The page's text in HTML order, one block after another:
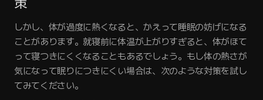
しかし、体が過度に熱くなると、かえって睡眠の妨げになる
ことがあります。就寝前に体温が上がりすぎると、体がほて
って寝つきにくくなることもあるでしょう。もし体の熱さが
気になって眠りにつきにくい場合は、次のような対策を試し
てみてください。